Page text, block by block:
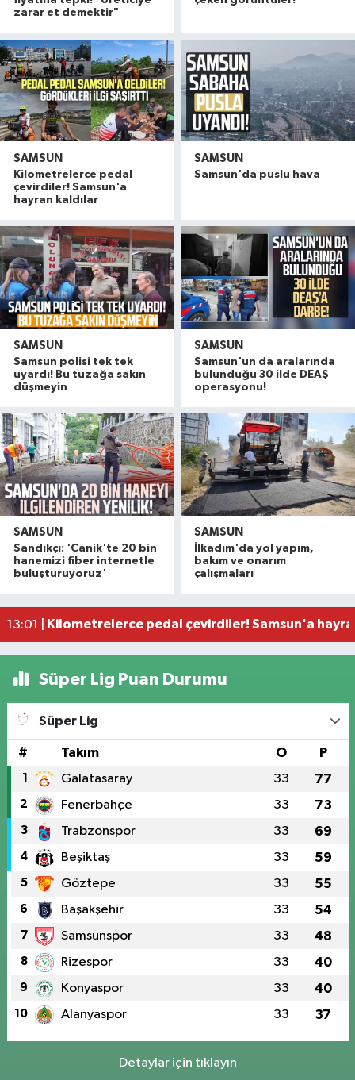
zarar et demektir"
SAMSUN
Kilometrelerce pedal
çevirdiler! Samsun'a
hayran kaldılar
SAMSUN
Samsun'da puslu hava
SAMSUN
Samsun polisi tek tek
uyardı! Bu tuzağa sakın
düşmeyin
SAMSUN
Samsun'un da aralarında
bulunduğu 30 ilde DEAŞ
operasyonu!
SAMSUN
Sandıkçı: 'Canik'te 20 bin
hanemizi fiber internetle
buluşturuyoruz'
SAMSUN
İlkadım'da yol yapım,
bakım ve onarım
çalışmaları
14:11 |Samsun'da çocukların enerjisi sahalara taştı:
13:58 |Çalıştığı okul inşaatından 650 bin lira
13:23 | Yeni Parti'den fındık fiyatına tepki! "Üreticiye
13:01 |
Kilometrelerce pedal çevirdiler! Samsun'a
Süper Lig Puan Durumu
Süper Lig
# Takım O P
1 Galatasaray 33 77
2 Fenerbahçe 33 73
3 Trabzonspor 33 69
4 Beşiktaş 33 59
5 Göztepe 33 55
6 Başakşehir 33 54
7 Samsunspor 33 48
8 Rizespor 33 40
9 Konyaspor 33 40
10 Alanyaspor 33 37
Detaylar için tıklayın